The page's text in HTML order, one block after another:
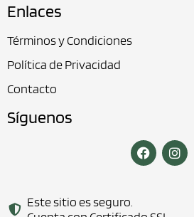
Enlaces
Términos y Condiciones
Política de Privacidad
Contacto
Síguenos
Este sitio es seguro.